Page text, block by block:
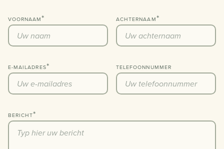
VOORNAAM ACHTERNAAM
E-MAILADRES TELEFOONNUMMER
BERICHT